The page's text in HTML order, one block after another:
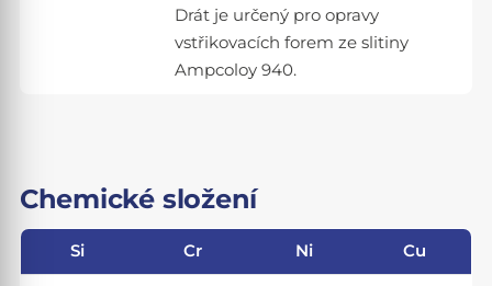
Drát je určený pro opravy
vstřikovacích forem ze slitiny
Ampcoloy 940.
Chemické složení
Si Cr Ni Cu